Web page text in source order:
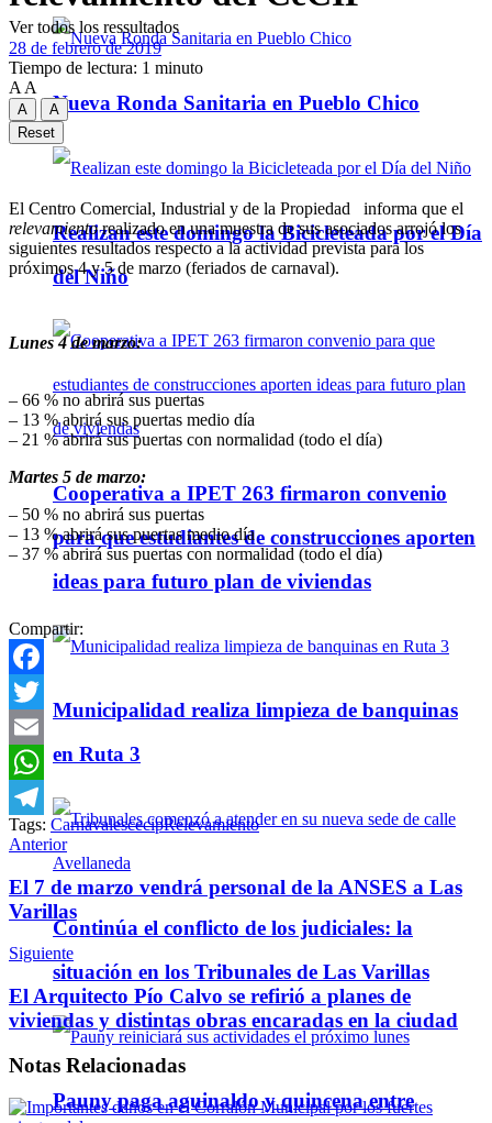
Nueva Ronda Sanitaria en Pueblo Chico
Realizan este domingo la Bicicleteada por el Día
del Niño
Cooperativa a IPET 263 firmaron convenio
para que estudiantes de construcciones aporten
ideas para futuro plan de viviendas
Municipalidad realiza limpieza de banquinas
en Ruta 3
Continúa el conflicto de los judiciales: la
situación en los Tribunales de Las Varillas
Pauny paga aguinaldo y quincena entre
Ver todos los ressultados
28 de febrero de 2019
Tiempo de lectura: 1 minuto
A A
A
A
Reset
El Centro Comercial, Industrial y de la Propiedad informa que el
relevamientorealizado en una muestra de sus asociados arrojó los
siguientes resultados respecto a la actividad prevista para los
próximos 4 y 5 de marzo (feriados de carnaval).
Lunes 4 de marzo:
– 66 % no abrirá sus puertas
– 13 % abrirá sus puertas medio día
– 21 % abrirá sus puertas con normalidad (todo el día)
Martes 5 de marzo:
– 50 % no abrirá sus puertas
– 13 % abrirá sus puertas medio día
– 37 % abrirá sus puertas con normalidad (todo el día)
Compartir:
Facebook
Twitter
Email
WhatsApp
Telegram
Tags: CarnavalescecipRelevamiento
Anterior
El 7 de marzo vendrá personal de la ANSES a Las
Varillas
Siguiente
El Arquitecto Pío Calvo se refirió a planes de
viviendas y distintas obras encaradas en la ciudad
Notas Relacionadas